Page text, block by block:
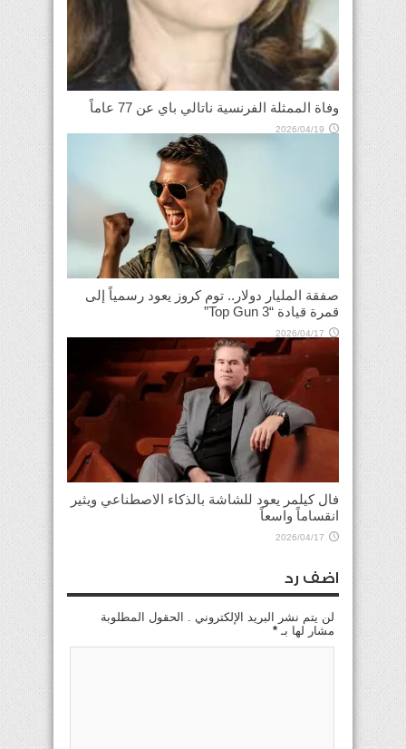
وفاة الممثلة الفرنسية ناتالي باي عن 77 عاماً
2026/04/19
صفقة المليار دولار.. توم كروز يعود رسمياً إلى
قمرة قيادة “Top Gun 3”
2026/04/17
فال كيلمر يعود للشاشة بالذكاء الاصطناعي ويثير
انقساماً واسعاً
2026/04/17
اضف رد
لن يتم نشر البريد الإلكتروني . الحقول المطلوبة
مشار لها بـ *